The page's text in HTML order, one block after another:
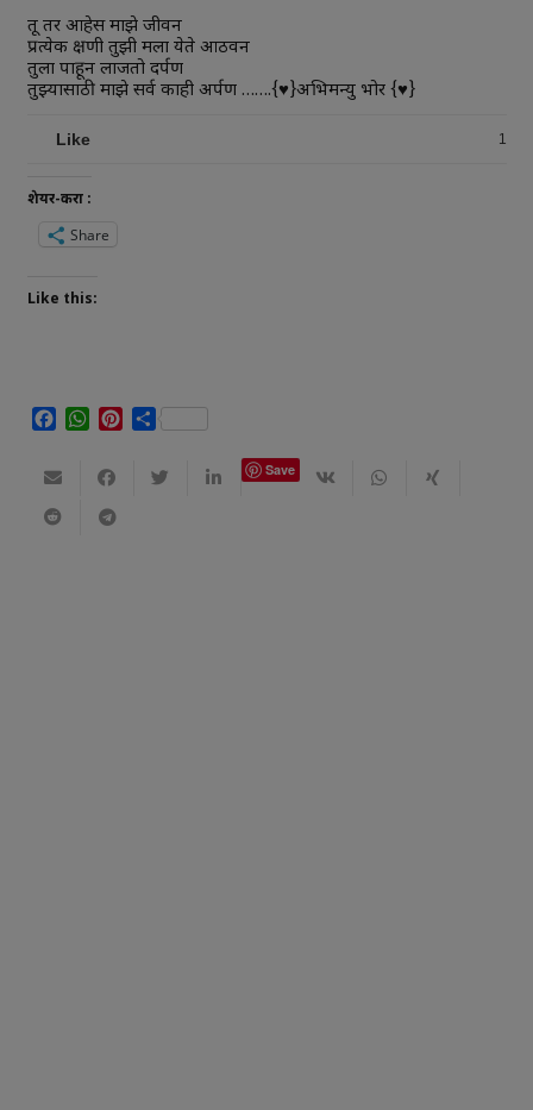
तू तर आहेस माझे जीवन
प्रत्येक क्षणी तुझी मला येते आठवन
तुला पाहून लाजतो दर्पण
तुझ्यासाठी माझे सर्व काही अर्पण …….{♥}अभिमन्यु भोर {♥}
Like 1
शेयर-करा :
Share
Like this:
Facebook
WhatsApp
Pinterest
Share
Save